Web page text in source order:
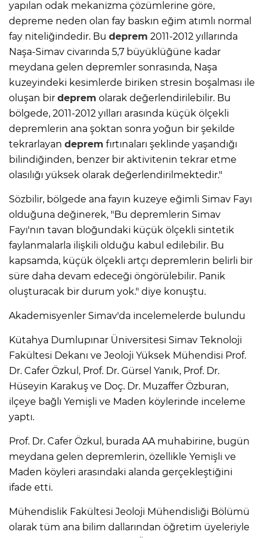
yapılan odak mekanizma çözümlerine göre,
depreme neden olan fay baskın eğim atımlı normal
fay niteliğindedir. Bu deprem 2011-2012 yıllarında
Naşa-Simav civarında 5,7 büyüklüğüne kadar
meydana gelen depremler sonrasında, Naşa
kuzeyindeki kesimlerde biriken stresin boşalması ile
oluşan bir deprem olarak değerlendirilebilir. Bu
bölgede, 2011-2012 yılları arasında küçük ölçekli
depremlerin ana şoktan sonra yoğun bir şekilde
tekrarlayan deprem fırtınaları şeklinde yaşandığı
bilindiğinden, benzer bir aktivitenin tekrar etme
olasılığı yüksek olarak değerlendirilmektedir."
Sözbilir, bölgede ana fayın kuzeye eğimli Simav Fayı
olduğuna değinerek, "Bu depremlerin Simav
Fayı'nın tavan bloğundaki küçük ölçekli sintetik
faylanmalarla ilişkili olduğu kabul edilebilir. Bu
kapsamda, küçük ölçekli artçı depremlerin belirli bir
süre daha devam edeceği öngörülebilir. Panik
oluşturacak bir durum yok." diye konuştu.
Akademisyenler Simav'da incelemelerde bulundu
Kütahya Dumlupınar Üniversitesi Simav Teknoloji
Fakültesi Dekanı ve Jeoloji Yüksek Mühendisi Prof.
Dr. Cafer Özkul, Prof. Dr. Gürsel Yanık, Prof. Dr.
Hüseyin Karakuş ve Doç. Dr. Muzaffer Özburan,
ilçeye bağlı Yemişli ve Maden köylerinde inceleme
yaptı.
Prof. Dr. Cafer Özkul, burada AA muhabirine, bugün
meydana gelen depremlerin, özellikle Yemişli ve
Maden köyleri arasındaki alanda gerçekleştiğini
ifade etti.
Mühendislik Fakültesi Jeoloji Mühendisliği Bölümü
olarak tüm ana bilim dallarından öğretim üyeleriyle